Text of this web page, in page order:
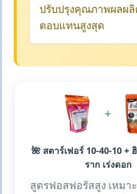
ปรับปรุงคุณภาพผลผลิ
ตอบแทนสูงสุด
+
🌺 สตาร์เฟอร์ 10-40-10 +
ราก เร่งดอก
สูตรฟอสฟอรัสสูง เหมา